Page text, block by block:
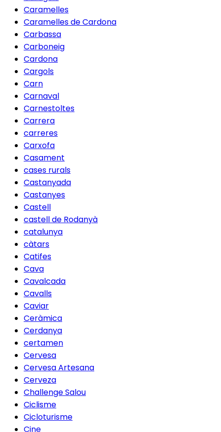
Caramelles
Caramelles de Cardona
Carbassa
Carboneig
Cardona
Cargols
Carn
Carnaval
Carnestoltes
Carrera
carreres
Carxofa
Casament
cases rurals
Castanyada
Castanyes
Castell
castell de Rodanyà
catalunya
càtars
Catifes
Cava
Cavalcada
Cavalls
Caviar
Ceràmica
Cerdanya
certamen
Cervesa
Cervesa Artesana
Cerveza
Challenge Salou
Ciclisme
Cicloturisme
Cine